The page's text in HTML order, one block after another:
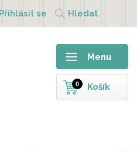
Přihlásit se Hledat
Menu
Košík
0